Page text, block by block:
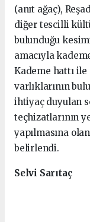
(anıt ağaç),
diğer tescilli
bulunduğu
amacıyla
Kademe hattı
varlıklarının
ihtiyaç duyulan
teçhizatlarının
yapılmasına
belirlendi.
Selvi Sarıtaç